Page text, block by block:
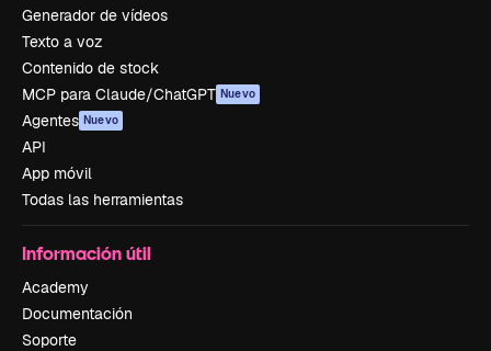
Generador de vídeos
Texto a voz
Contenido de stock
MCP para Claude/ChatGPT Nuevo
Agentes Nuevo
API
App móvil
Todas las herramientas
Información útil
Academy
Documentación
Soporte